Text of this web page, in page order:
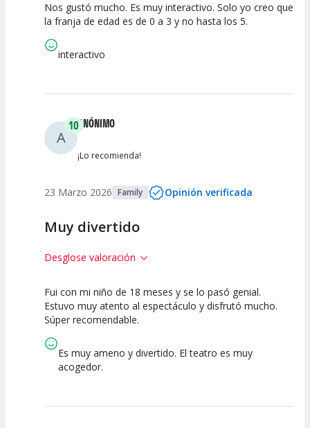
10
Espectáculo
10 7.5
Nos gustó mucho. Es muy interactivo. Solo yo creo que
la franja de edad es de 0 a 3 y no hasta los 5.
interactivo
A
10ANÓNIMO
¡Lo recomienda!
23 Marzo 2026 Family Opinión verificada
Muy divertido
Desglose valoración
10
Calidad del
10
Puesta en
10
Fui con mi niño de 18 meses y se lo pasó genial.
Estuvo muy atento al espectáculo y disfrutó mucho.
Súper recomendable.
Es muy ameno y divertido. El teatro es muy
acogedor.